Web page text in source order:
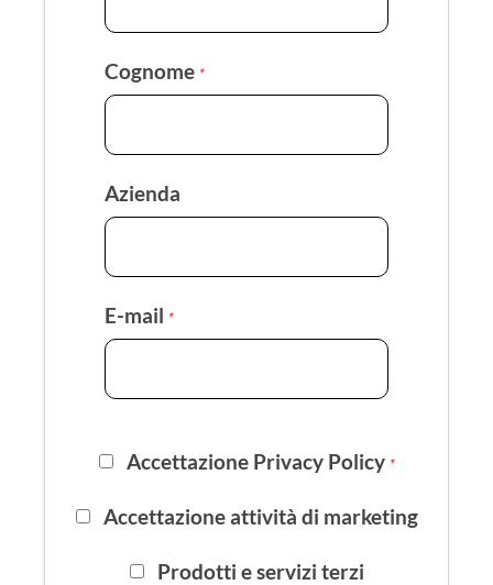
Cognome *
Azienda
E-mail *
Accettazione Privacy Policy *
Accettazione attività di marketing
Prodotti e servizi terzi